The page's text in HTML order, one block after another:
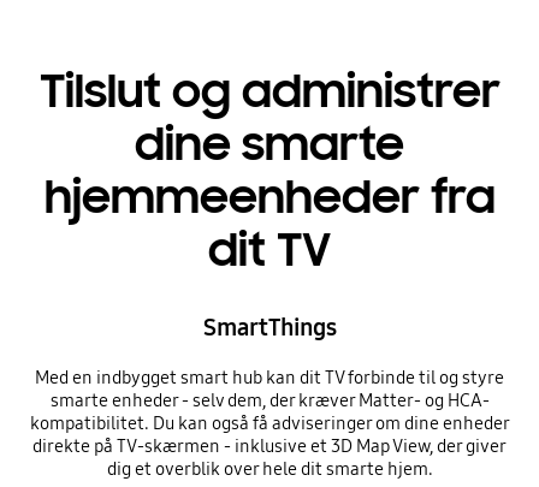
Tilslut og administrer
dine smarte
hjemmeenheder fra
dit TV
SmartThings
Med en indbygget smart hub kan dit TV forbinde til og styre
smarte enheder - selv dem, der kræver Matter- og HCA-
kompatibilitet. Du kan også få adviseringer om dine enheder
direkte på TV-skærmen - inklusive et 3D Map View, der giver
dig et overblik over hele dit smarte hjem.